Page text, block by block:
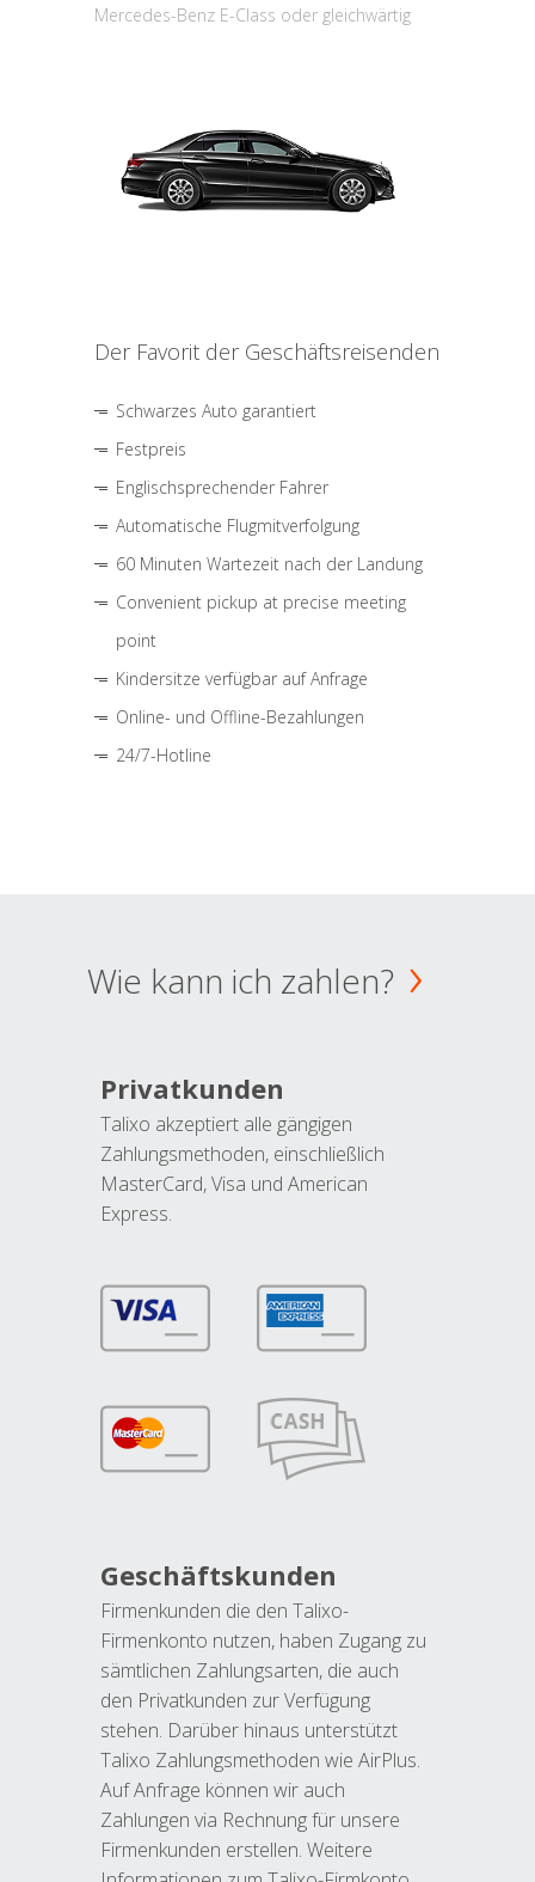
Mercedes-Benz E-Class oder gleichwärtig
Der Favorit der Geschäftsreisenden
Schwarzes Auto garantiert
Festpreis
Englischsprechender Fahrer
Automatische Flugmitverfolgung
60 Minuten Wartezeit nach der Landung
Convenient pickup at precise meeting
point
Kindersitze verfügbar auf Anfrage
Online- und Offline-Bezahlungen
24/7-Hotline
Wie kann ich zahlen?
Privatkunden
Talixo akzeptiert alle gängigen
Zahlungsmethoden, einschließlich
MasterCard, Visa und American
Express.
Geschäftskunden
Firmenkunden die den Talixo-
Firmenkonto nutzen, haben Zugang zu
sämtlichen Zahlungsarten, die auch
den Privatkunden zur Verfügung
stehen. Darüber hinaus unterstützt
Talixo Zahlungsmethoden wie AirPlus.
Auf Anfrage können wir auch
Zahlungen via Rechnung für unsere
Firmenkunden erstellen. Weitere